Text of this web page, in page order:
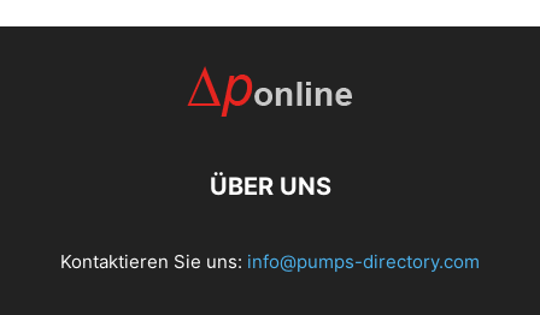
ÜBER UNS
Kontaktieren Sie uns: info@pumps-directory.com